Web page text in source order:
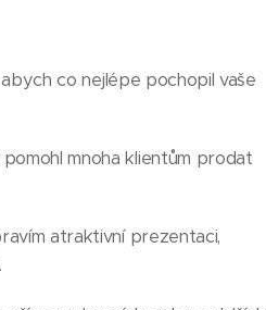
co nejlépe pochopil vaše
mnoha klientům prodat
atraktivní prezentaci,